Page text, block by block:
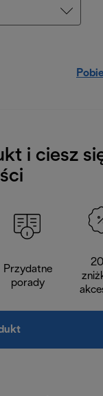
i ciesz
Przydatne
porady